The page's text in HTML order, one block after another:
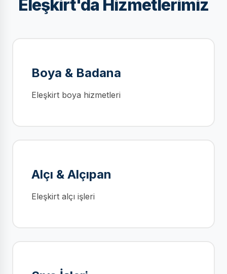
Eleşkirt'da Hizmetlerimiz
Boya & Badana
Eleşkirt boya hizmetleri
Alçı & Alçıpan
Eleşkirt alçı işleri